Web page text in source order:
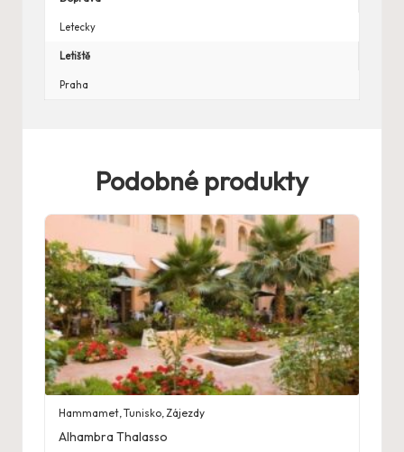
Letecky
Letiště
Praha
Podobné produkty
Hammamet ,Tunisko Zájezdy
Alhambra Thalasso